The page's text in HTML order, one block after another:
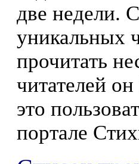
две недели.
уникальных
прочитать
читателей
это
портале